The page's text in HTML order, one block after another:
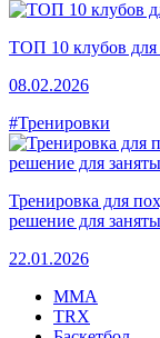
ТОП 10 клубов для
08.02.2026
#Тренировки
Тренировка для
решение для
22.01.2026
MMA
TRX